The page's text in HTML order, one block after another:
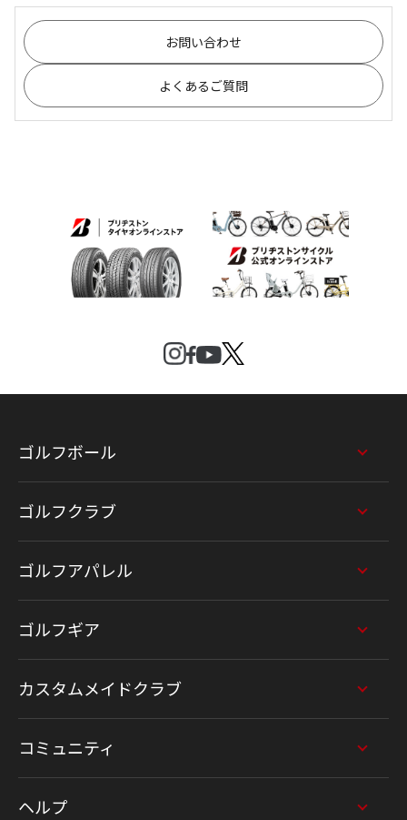
お問い合わせ
よくあるご質問
ゴルフボール
ゴルフクラブ
ゴルフアパレル
ゴルフギア
カスタムメイドクラブ
コミュニティ
ヘルプ